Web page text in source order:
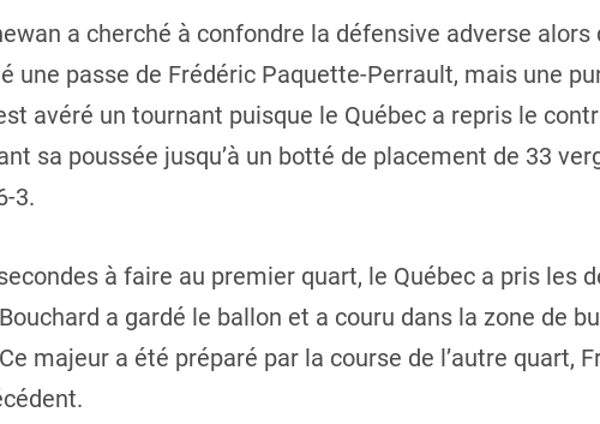
a cherché à confondre la défensive adverse
une passe de Frédéric Paquette-Perrault, mais une
avéré un tournant puisque le Québec a repris le
sa poussée jusqu’à un botté de placement de 33
3.
à faire au premier quart, le Québec a pris les
a gardé le ballon et a couru dans la zone de
majeur a été préparé par la course de l’autre quart,